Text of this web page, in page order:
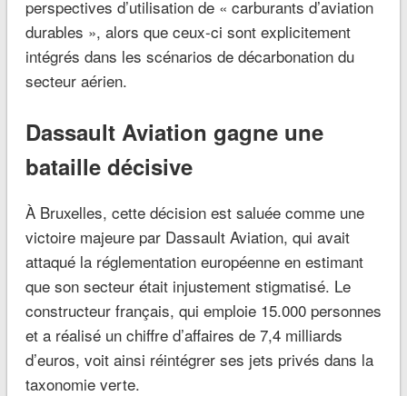
perspectives d’utilisation de « carburants d’aviation
durables », alors que ceux-ci sont explicitement
intégrés dans les scénarios de décarbonation du
secteur aérien.
Dassault Aviation gagne une
bataille décisive
À Bruxelles, cette décision est saluée comme une
victoire majeure par Dassault Aviation, qui avait
attaqué la réglementation européenne en estimant
que son secteur était injustement stigmatisé. Le
constructeur français, qui emploie 15.000 personnes
et a réalisé un chiffre d’affaires de 7,4 milliards
d’euros, voit ainsi réintégrer ses jets privés dans la
taxonomie verte.